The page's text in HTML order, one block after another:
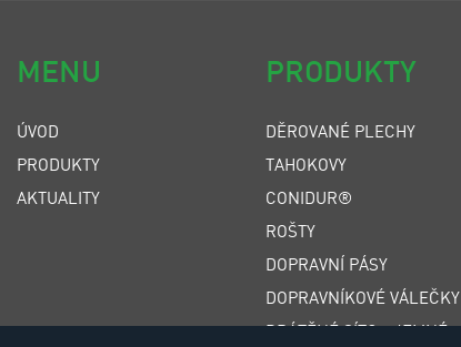
MENU
ÚVOD
PRODUKTY
AKTUALITY
PRODUKTY
DĚROVANÉ PLECHY
TAHOKOVY
CONIDUR®
ROŠTY
DOPRAVNÍ PÁSY
DOPRAVNÍKOVÉ VÁLEČKY
DRÁTĚNÉ SÍTO - JEMNÉ